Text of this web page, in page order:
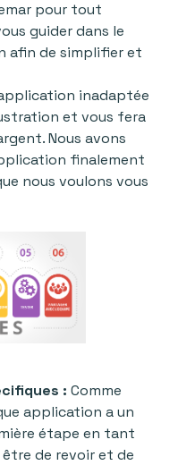
pour tout
guider dans le
afin de simplifier et
inadaptée
et vous fera
Nous avons
finalement
nous voulons vous
: Comme
application a un
étape en tant
de revoir et de